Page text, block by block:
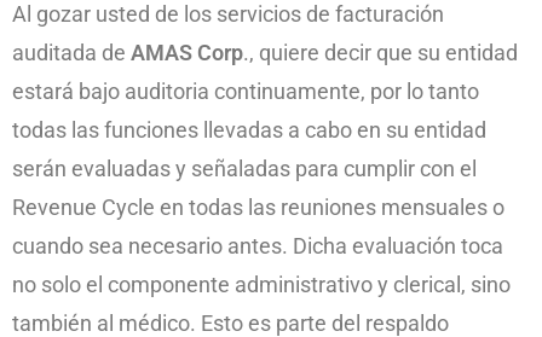
Al gozar usted de los servicios de facturación
auditada de AMAS Corp., quiere decir que su entidad
estará bajo auditoria continuamente, por lo tanto
todas las funciones llevadas a cabo en su entidad
serán evaluadas y señaladas para cumplir con el
Revenue Cycle en todas las reuniones mensuales o
cuando sea necesario antes. Dicha evaluación toca
no solo el componente administrativo y clerical, sino
también al médico. Esto es parte del respaldo